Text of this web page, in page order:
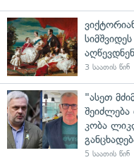
აღწევდნენ
3 საათის წინ
"ასეთ
კობა
5 საათის წინ